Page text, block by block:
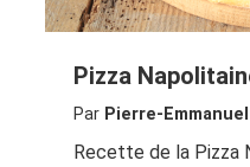
Pizza
Par Pierre-
Recette de la Pizza